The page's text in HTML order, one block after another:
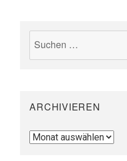
ARCHIVIEREN
Archivieren